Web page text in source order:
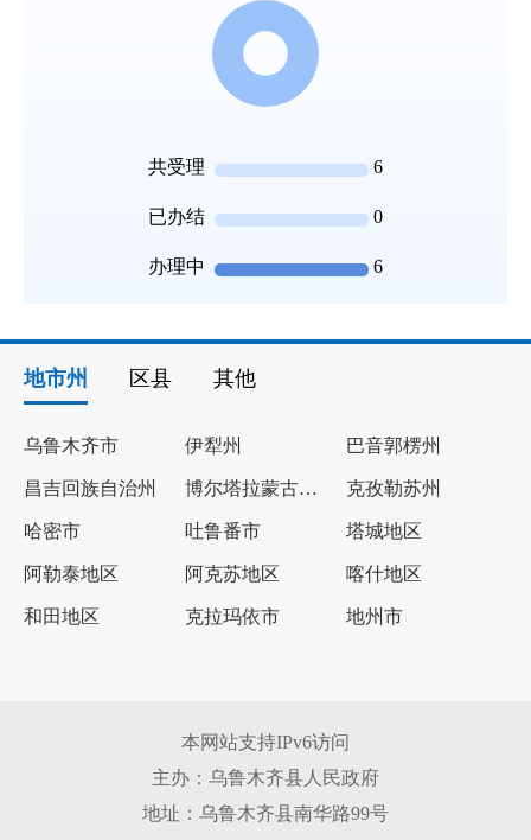
共受理 6
已办结 0
办理中 6
地市州 区县 其他
乌鲁木齐市 伊犁州 巴音郭楞州
昌吉回族自治州 博尔塔拉蒙古自治州 克孜勒苏州
哈密市 吐鲁番市 塔城地区
阿勒泰地区 阿克苏地区 喀什地区
和田地区 克拉玛依市 地州市
本网站支持IPv6访问
主办：乌鲁木齐县人民政府
地址：乌鲁木齐县南华路99号